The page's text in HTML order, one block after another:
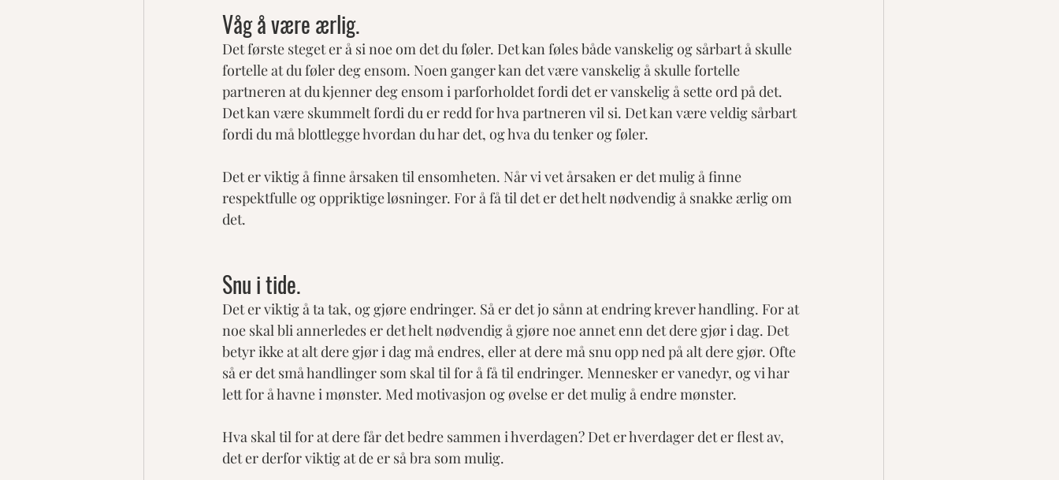
Våg å være ærlig.
Det første steget er å si noe om det du føler. Det kan føles både vanskelig og sårbart å skulle
fortelle at du føler deg ensom. Noen ganger kan det være vanskelig å skulle fortelle
partneren at du kjenner deg ensom i parforholdet fordi det er vanskelig å sette ord på det.
Det kan være skummelt fordi du er redd for hva partneren vil si. Det kan være veldig sårbart
fordi du må blottlegge hvordan du har det, og hva du tenker og føler.
Det er viktig å finne årsaken til ensomheten. Når vi vet årsaken er det mulig å finne
respektfulle og oppriktige løsninger. For å få til det er det helt nødvendig å snakke ærlig om
det.
Snu i tide.
Det er viktig å ta tak, og gjøre endringer. Så er det jo sånn at endring krever handling. For at
noe skal bli annerledes er det helt nødvendig å gjøre noe annet enn det dere gjør i dag. Det
betyr ikke at alt dere gjør i dag må endres, eller at dere må snu opp ned på alt dere gjør. Ofte
så er det små handlinger som skal til for å få til endringer. Mennesker er vanedyr, og vi har
lett for å havne i mønster. Med motivasjon og øvelse er det mulig å endre mønster.
Hva skal til for at dere får det bedre sammen i hverdagen? Det er hverdager det er flest av,
det er derfor viktig at de er så bra som mulig.